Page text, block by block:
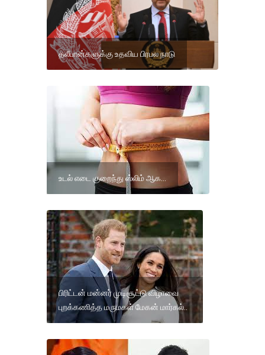
தலீபான்களுக்கு உதவிய பிரபல நாடு
உடல் எடை குறைந்து ஸ்லிம் ஆக...
பிரிட்டன் மன்னர் முடிசூட்டு விழாவை
புறக்கணித்த மருமகள் மேகன் மார்கல்..